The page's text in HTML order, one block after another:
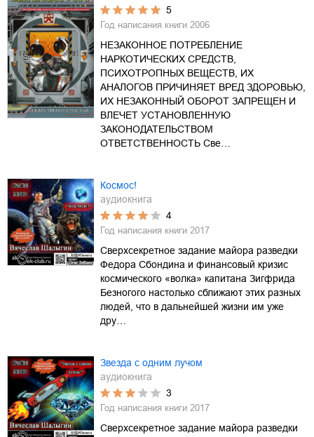
5
Год написания книги 2006
НЕЗАКОННОЕ ПОТРЕБЛЕНИЕ
НАРКОТИЧЕСКИХ СРЕДСТВ,
ПСИХОТРОПНЫХ ВЕЩЕСТВ, ИХ
АНАЛОГОВ ПРИЧИНЯЕТ ВРЕД ЗДОРОВЬЮ,
ИХ НЕЗАКОННЫЙ ОБОРОТ ЗАПРЕЩЕН И
ВЛЕЧЕТ УСТАНОВЛЕННУЮ
ЗАКОНОДАТЕЛЬСТВОМ
ОТВЕТСТВЕННОСТЬ Све…
Космос!
аудиокнига
4
Год написания книги 2017
Сверхсекретное задание майора разведки
Федора Сбондина и финансовый кризис
космического «волка» капитана Зигфрида
Безногого настолько сближают этих разных
людей, что в дальнейшей жизни им уже
дру…
Звезда с одним лучом
аудиокнига
3
Год написания книги 2017
Сверхсекретное задание майора разведки